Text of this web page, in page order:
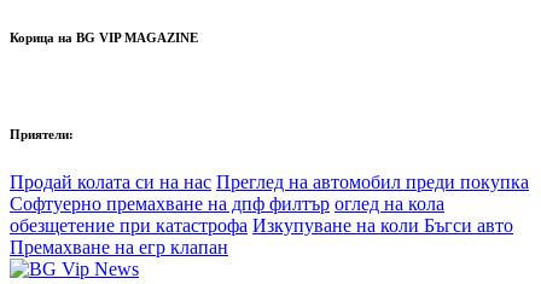
Корица на BG VIP MAGAZINE
Приятели:
Продай колата си на нас Преглед на автомобил преди покупка
Софтуерно премахване на дпф филтър оглед на кола
обезщетение при катастрофа Изкупуване на коли Бъгси авто
Премахване на егр клапан